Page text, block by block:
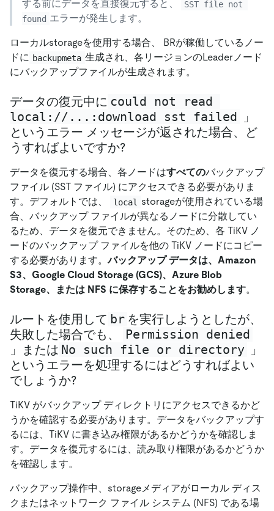
する前にデータを直接復元すると、
SST file not
found エラーが発生します。
ローカルstorageを使用する場合、 BRが稼働しているノー
ドに backupmeta 生成され、各リージョンのLeaderノード
にバックアップファイルが生成されます。
データの復元中に could not read
local://...:download sst failed
」
というエラー メッセージが返された場合、ど
うすればよいですか?
データを復元する場合、各ノードはすべてのバックアップ
ファイル (SST ファイル) にアクセスできる必要がありま
す。デフォルトでは、
local
storageが使用されている場
合、バックアップ ファイルが異なるノードに分散してい
るため、データを復元できません。そのため、各 TiKV ノ
ードのバックアップ ファイルを他の TiKV ノードにコピー
する必要があります。バックアップ データは、Amazon
S3、Google Cloud Storage (GCS)、Azure Blob
Storage、または NFS に保存することをお勧めします。
ルートを使用して br を実行しようとしたが、
失敗した場合でも、
Permission denied
」または No such file or directory
」
というエラーを処理するにはどうすればよい
でしょうか?
TiKV がバックアップ ディレクトリにアクセスできるかど
うかを確認する必要があります。データをバックアップす
るには、TiKV に書き込み権限があるかどうかを確認しま
す。データを復元するには、読み取り権限があるかどうか
を確認します。
バックアップ操作中、storageメディアがローカル ディス
クまたはネットワーク ファイル システム (NFS) である場